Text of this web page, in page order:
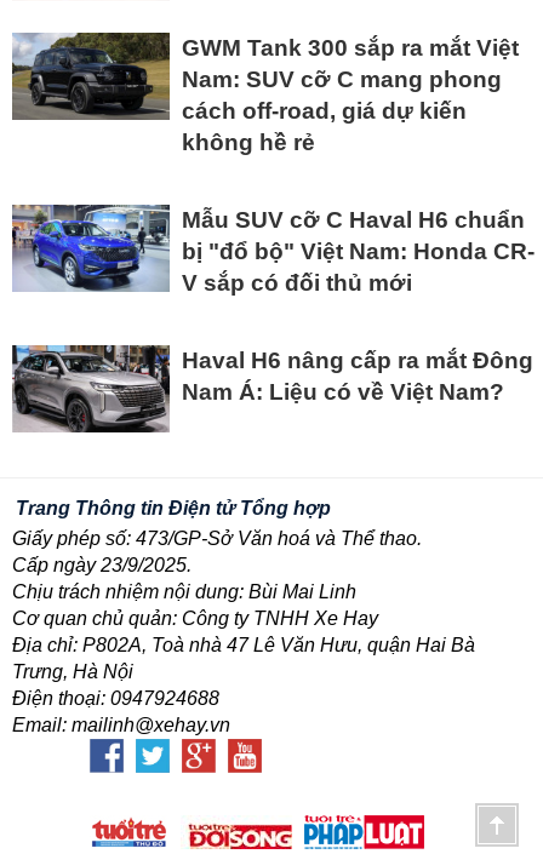
GWM Tank 300 sắp ra mắt Việt
Nam: SUV cỡ C mang phong
cách off-road, giá dự kiến
không hề rẻ
Mẫu SUV cỡ C Haval H6 chuẩn
bị "đổ bộ" Việt Nam: Honda CR-
V sắp có đối thủ mới
Haval H6 nâng cấp ra mắt Đông
Nam Á: Liệu có về Việt Nam?
Trang Thông tin Điện tử Tổng hợp
Giấy phép số: 473/GP-Sở Văn hoá và Thể thao.
Cấp ngày 23/9/2025.
Chịu trách nhiệm nội dung: Bùi Mai Linh
Cơ quan chủ quản: Công ty TNHH Xe Hay
Địa chỉ: P802A, Toà nhà 47 Lê Văn Hưu, quận Hai Bà
Trưng, Hà Nội
Điện thoại: 0947924688
Email: mailinh@xehay.vn